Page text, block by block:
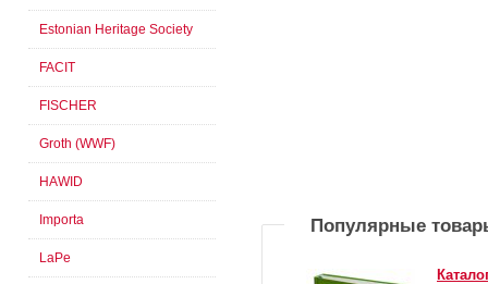
Популярные
Estonian Heritage Society
FACIT
FISCHER
Groth (WWF)
HAWID
Importa
LaPe